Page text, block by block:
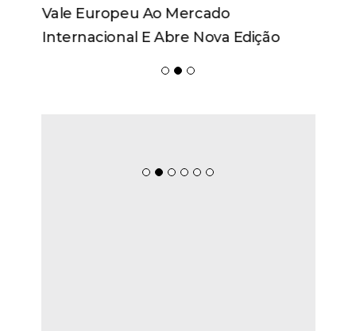
Vale Europeu Ao Mercado
Internacional E Abre Nova Edição